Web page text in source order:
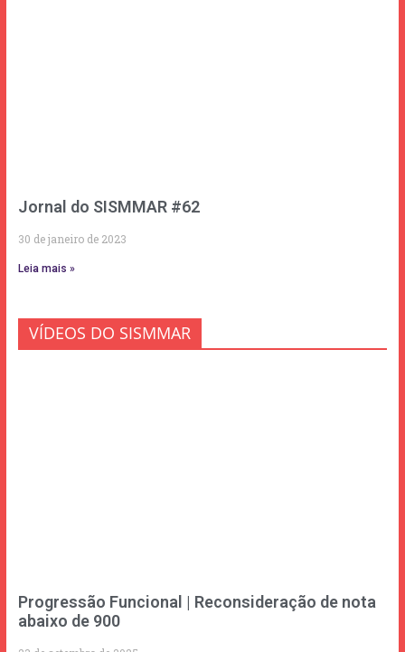
Jornal do SISMMAR #62
30 de janeiro de 2023
Leia mais »
VÍDEOS DO SISMMAR
Progressão Funcional | Reconsideração de nota
abaixo de 900